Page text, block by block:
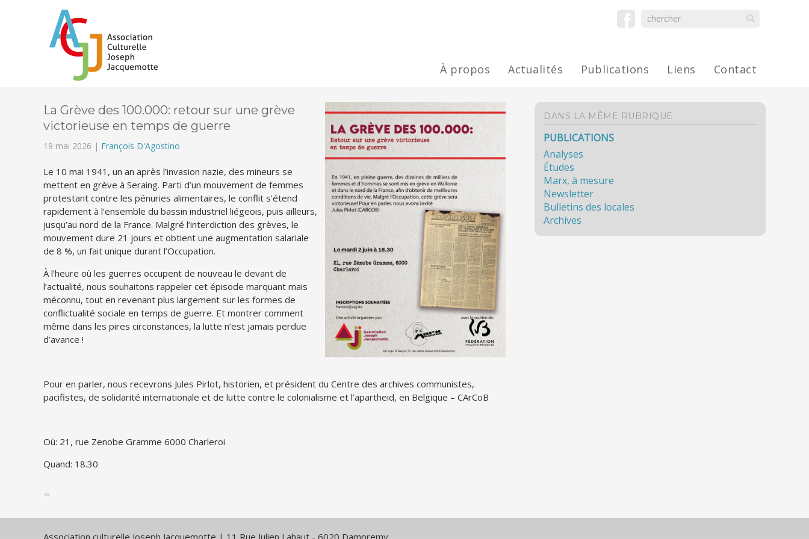
À propos Actualités Publications Liens Contact
La Grève des 100.000: retour sur une grève
victorieuse en temps de guerre
19 mai 2026 | François D'Agostino
Le 10 mai 1941, un an après l’invasion nazie, des mineurs se
mettent en grève à Seraing. Parti d’un mouvement de femmes
protestant contre les pénuries alimentaires, le conflit s’étend
rapidement à l’ensemble du bassin industriel liégeois, puis ailleurs,
jusqu’au nord de la France. Malgré l’interdiction des grèves, le
mouvement dure 21 jours et obtient une augmentation salariale
de 8 %, un fait unique durant l’Occupation.
À l’heure où les guerres occupent de nouveau le devant de
l’actualité, nous souhaitons rappeler cet épisode marquant mais
méconnu, tout en revenant plus largement sur les formes de
conflictualité sociale en temps de guerre. Et montrer comment
même dans les pires circonstances, la lutte n’est jamais perdue
d’avance !
Pour en parler, nous recevrons Jules Pirlot, historien, et président du Centre des archives communistes,
pacifistes, de solidarité internationale et de lutte contre le colonialisme et l’apartheid, en Belgique – CArCoB
Où: 21, rue Zenobe Gramme 6000 Charleroi
Quand: 18.30
DANS LA MÊME RUBRIQUE
PUBLICATIONS
Analyses
Études
Marx, à mesure
Newsletter
Bulletins des locales
Archives
Association culturelle Joseph Jacquemotte | 11 Rue Julien Lahaut - 6020 Dampremy